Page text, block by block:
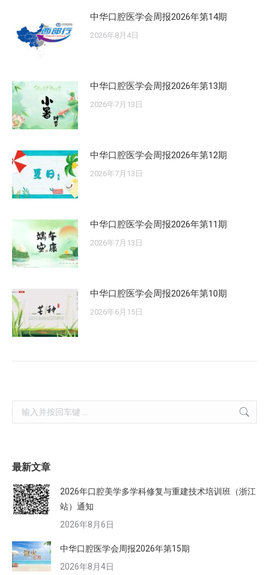
中华口腔医学会周报2026年第14期
2026年8月4日
中华口腔医学会周报2026年第13期
2026年7月13日
中华口腔医学会周报2026年第12期
2026年7月13日
中华口腔医学会周报2026年第11期
2026年7月13日
中华口腔医学会周报2026年第10期
2026年6月15日
Search:
最新文章
2026年口腔美学多学科修复与重建技术培训班（浙江
站）通知
2026年8月6日
中华口腔医学会周报2026年第15期
2026年8月4日